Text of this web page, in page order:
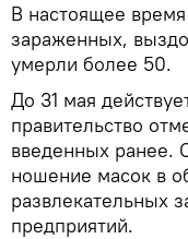
В настоящее
зараженных,
умерли более 50.
До 31 мая
правительство
введенных ранее.
ношение масок в
развлекательных
предприятий.